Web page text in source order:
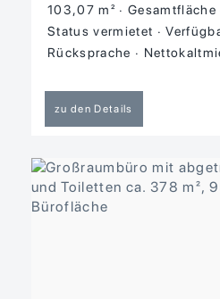
103,07 m²
Gesamtfläche
Status vermietet
Rücksprache
zu den Details